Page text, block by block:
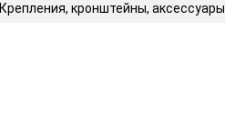
Крепления, кронштейны, аксессуары